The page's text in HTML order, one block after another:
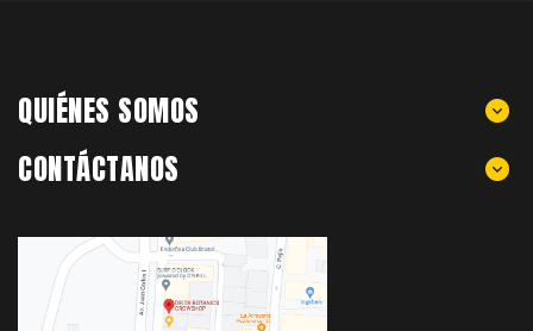
QUIÉNES SOMOS
CONTÁCTANOS